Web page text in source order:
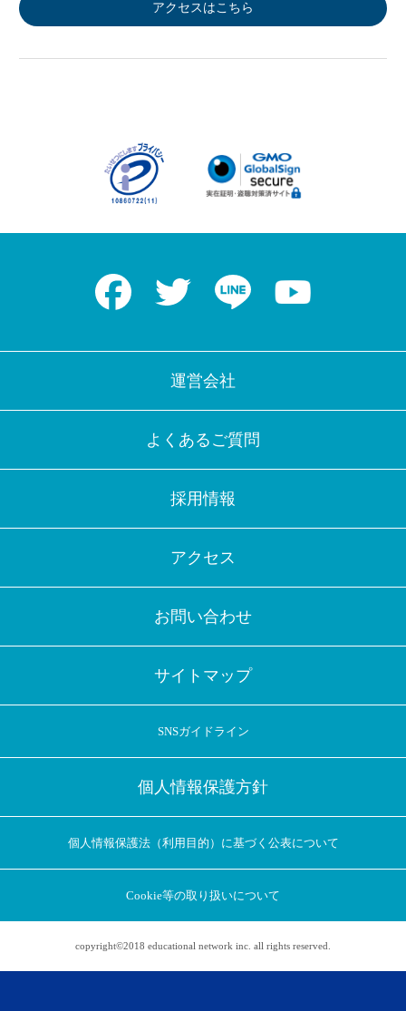
アプリに切り替えてみませんか
アクセスはこちら
Facebook Twitter LINE
運営会社
よくあるご質問
採用情報
アクセス
お問い合わせ
サイトマップ
SNSガイドライン
個人情報保護方針
個人情報保護法（利用目的）に基づく公表について
Cookie等の取り扱いについて
copyright©2018 educational network inc. all rights reserved.